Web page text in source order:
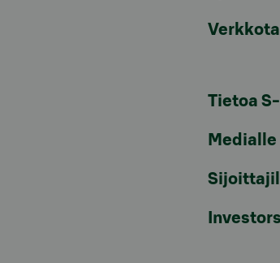
Tietoa
Medialle
Investors